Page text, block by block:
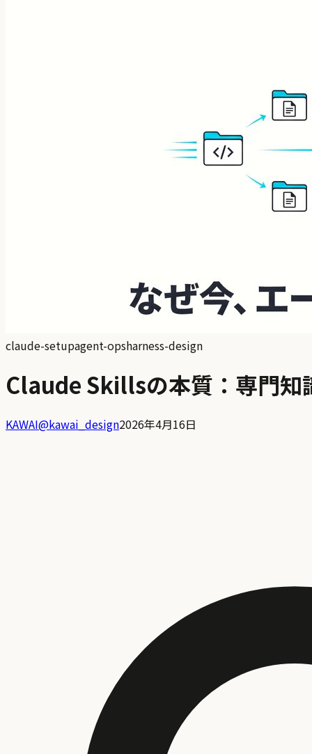
claude-setupagent-opsharness-design
Claude Skillsの本質：専門知
KAWAI@kawai_design2026年4月16日